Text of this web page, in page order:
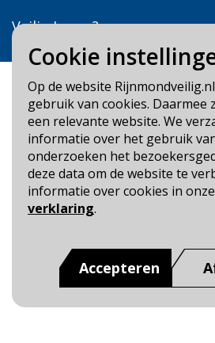
Cookie
Op de website
gebruik van cookies. Daarmee
een relevante website. We
informatie over het gebruik
onderzoeken het
deze data om de website te
informatie over cookies in onze
verklaring.
Accepteren
Veilig Leven?
Bel 0900-8387
Blijf op de hoogte
Cookie- en Privacybeleid
Toegankelijkheid
Rijnmond